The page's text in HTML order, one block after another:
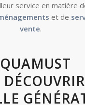
service en matière
et de
vente.